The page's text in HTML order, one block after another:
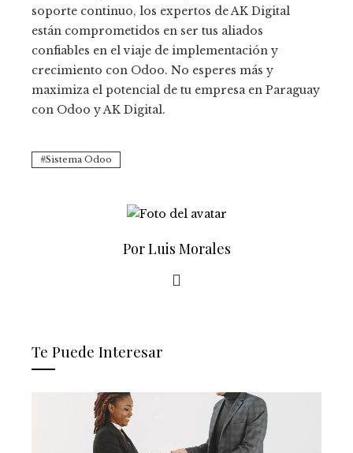
soporte continuo, los expertos de AK Digital
están comprometidos en ser tus aliados
confiables en el viaje de implementación y
crecimiento con Odoo. No esperes más y
maximiza el potencial de tu empresa en Paraguay
con Odoo y AK Digital.
Sistema Odoo
Por Luis Morales
Te Puede Interesar